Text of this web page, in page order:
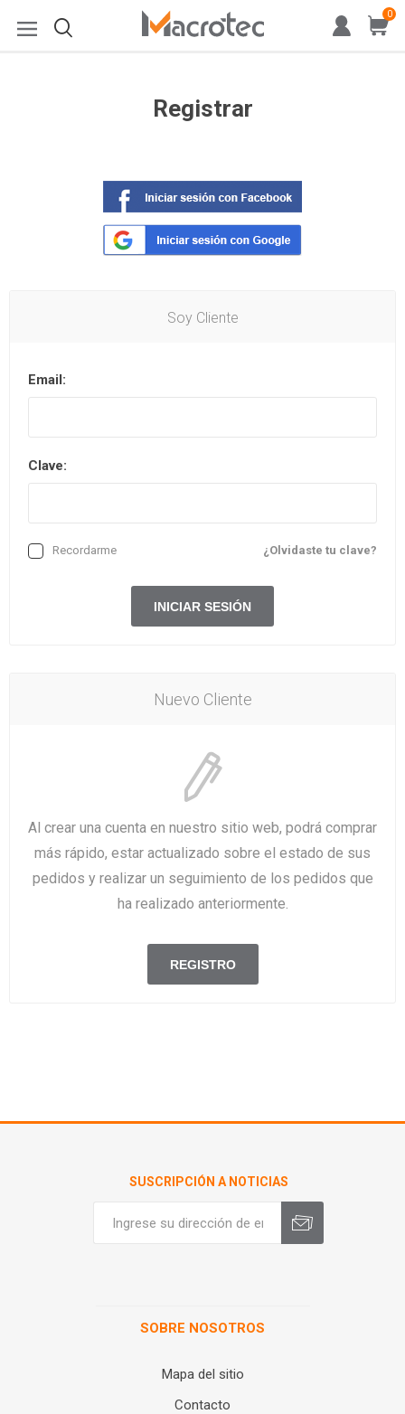
0
Registrar
Soy Cliente
Email:
Clave:
¿Olvidaste tu clave?
Recordarme
Nuevo Cliente
Al crear una cuenta en nuestro sitio web, podrá comprar
más rápido, estar actualizado sobre el estado de sus
pedidos y realizar un seguimiento de los pedidos que
ha realizado anteriormente.
SUSCRIPCIÓN A NOTICIAS
SOBRE NOSOTROS
Mapa del sitio
Contacto